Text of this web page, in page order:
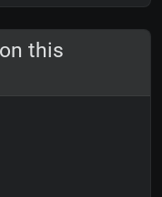
this